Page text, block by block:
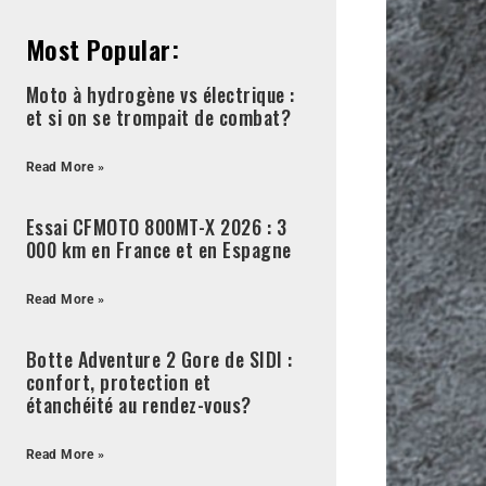
Most Popular:
Moto à hydrogène vs électrique :
et si on se trompait de combat?
Read More »
Essai CFMOTO 800MT-X 2026 : 3
000 km en France et en Espagne
Read More »
Botte Adventure 2 Gore de SIDI :
confort, protection et
étanchéité au rendez-vous?
Read More »